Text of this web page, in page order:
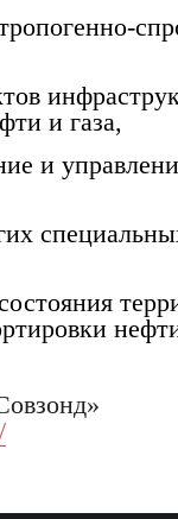
и газа,
и